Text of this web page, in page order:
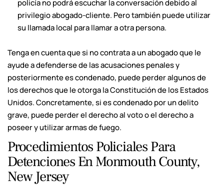
policía no podrá escuchar la conversación debido al
privilegio abogado-cliente. Pero también puede utilizar
su llamada local para llamar a otra persona.
Tenga en cuenta que si no contrata a un abogado que le
ayude a defenderse de las acusaciones penales y
posteriormente es condenado, puede perder algunos de
los derechos que le otorga la Constitución de los Estados
Unidos. Concretamente, si es condenado por un delito
grave, puede perder el derecho al voto o el derecho a
poseer y utilizar armas de fuego.
Procedimientos Policiales Para
Detenciones En Monmouth County,
New Jersey